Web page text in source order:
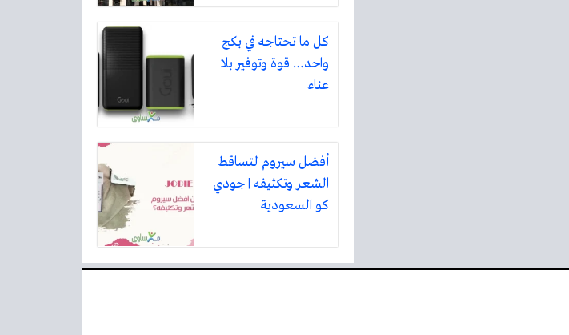
كل ما تحتاجه في بكج
واحد… قوة وتوفير بلا
عناء
أفضل سيروم لتساقط
الشعر وتكثيفه | جودي
كو السعودية